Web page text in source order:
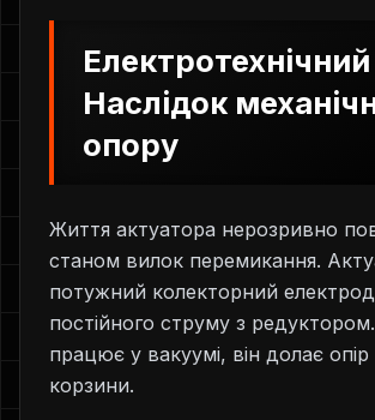
Наслідок
опору
Життя актуатора нерозривно
станом вилок перемикання.
потужний колекторний
постійного струму з
працює у вакуумі, він долає
корзини.